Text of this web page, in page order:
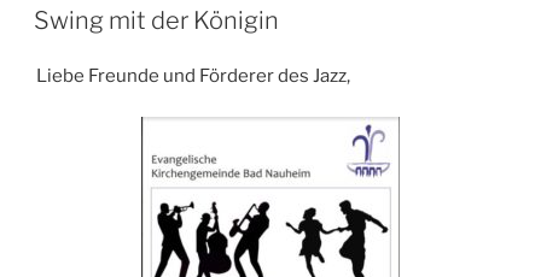
AM
Swing mit der Königin
Liebe Freunde und Förderer des Jazz,